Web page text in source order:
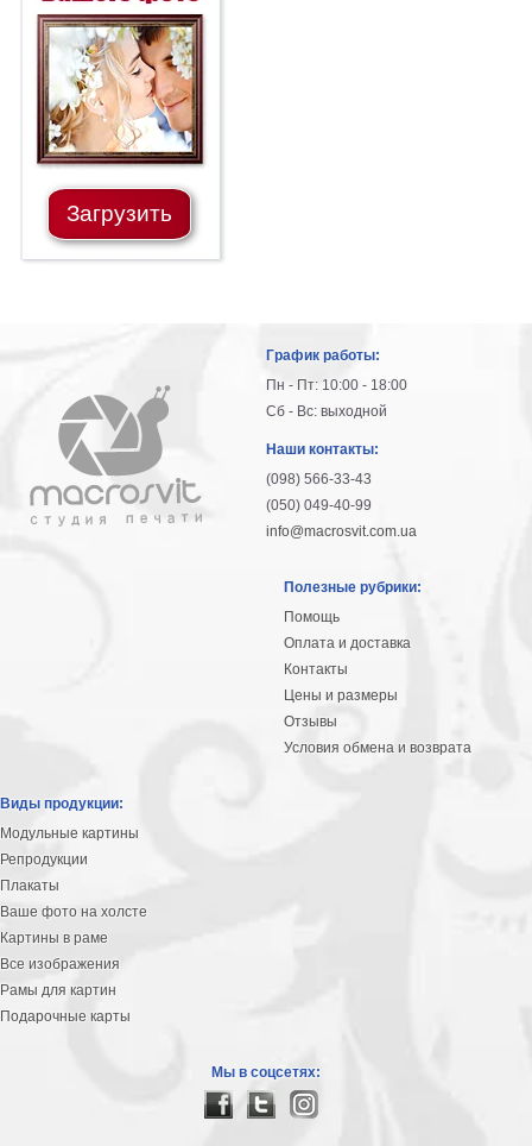
Загрузить
График работы:
Пн - Пт: 10:00 - 18:00
Сб - Вс: выходной
Наши контакты:
(098) 566-33-43
(050) 049-40-99
info@macrosvit.com.ua
Полезные рубрики:
Помощь
Оплата и доставка
Контакты
Цены и размеры
Отзывы
Условия обмена и возврата
Виды продукции:
Модульные картины
Репродукции
Плакаты
Ваше фото на холсте
Картины в раме
Все изображения
Рамы для картин
Подарочные карты
Мы в соцсетях: